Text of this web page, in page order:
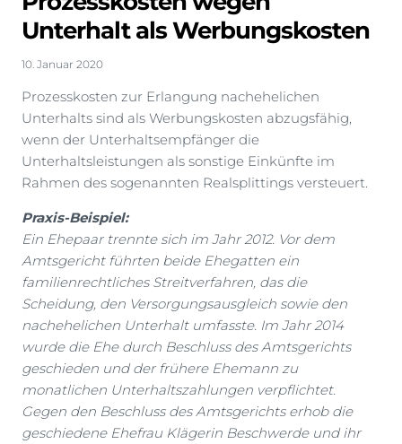
Unterhalt als Werbungskosten
10. Januar 2020
Prozesskosten zur Erlangung nachehelichen
Unterhalts sind als Werbungskosten abzugsfähig,
wenn der Unterhaltsempfänger die
Unterhaltsleistungen als sonstige Einkünfte im
Rahmen des sogenannten Realsplittings versteuert.
Praxis-Beispiel:
Ein Ehepaar trennte sich im Jahr 2012. Vor dem
Amtsgericht führten beide Ehegatten ein
familienrechtliches Streitverfahren, das die
Scheidung, den Versorgungsausgleich sowie den
nachehelichen Unterhalt umfasste. Im Jahr 2014
wurde die Ehe durch Beschluss des Amtsgerichts
geschieden und der frühere Ehemann zu
monatlichen Unterhaltszahlungen verpflichtet.
Gegen den Beschluss des Amtsgerichts erhob die
geschiedene Ehefrau Klägerin Beschwerde und ihr